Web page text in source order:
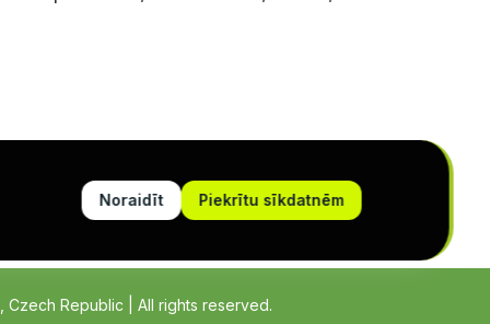
Czech Republic | All rights reserved.
Noraidīt Piekrītu sīkdatnēm